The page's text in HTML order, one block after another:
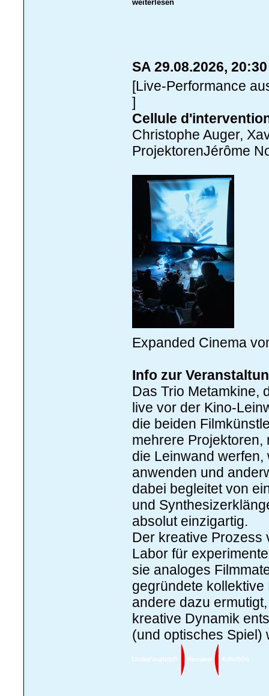
weiterlesen
SA 29.08.2026,
[Live-Performance
]
Cellule
Christophe Auger,
ProjektorenJérôme
Expanded Cinema
Info zur
Das Trio Metamkine,
live vor der Kino-
die beiden
mehrere Projektoren,
die Leinwand
anwenden und
dabei begleitet von
und
absolut einzigartig.
Der kreative Prozess
Labor für
sie analoges
gegründete
andere dazu
kreative Dynamik
(und optisches Spiel)